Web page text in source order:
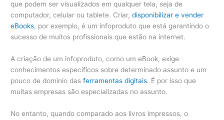
que podem ser visualizados em qualquer tela, seja de
computador, celular ou tablete. Criar,disponibilizar e vender
eBooks, por exemplo, é um infoproduto que está garantindo o
sucesso de muitos profissionais que estão na internet.
A criação de um infoproduto, como um eBook, exige
conhecimentos específicos sobre determinado assunto e um
pouco de domínio dasferramentas digitais. É por isso que
muitas empresas são especializadas no assunto.
No entanto, quando comparado aos livros impressos, o